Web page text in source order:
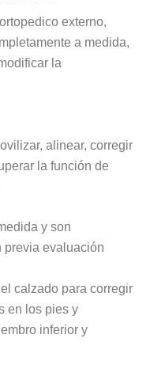
externo,
a medida,
la
alinear, corregir
la función de
y son
previa evaluación
calzado para corregir
en los pies y
inferior y